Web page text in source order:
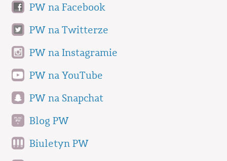
PW na Facebook
PW na Twitterze
PW na Instagramie
PW na YouTube
PW na Snapchat
Blog PW
Biuletyn PW